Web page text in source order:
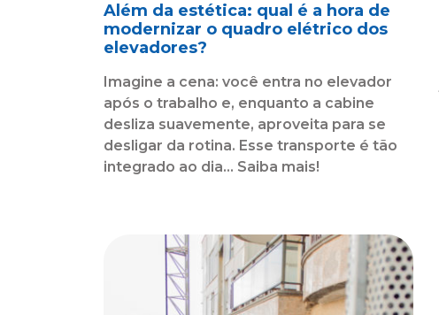
Além da estética: qual é a hora de
modernizar o quadro elétrico dos
elevadores?
Imagine a cena: você entra no elevador
após o trabalho e, enquanto a cabine
desliza suavemente, aproveita para se
desligar da rotina. Esse transporte é tão
integrado ao dia... Saiba mais!